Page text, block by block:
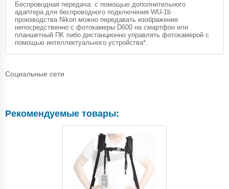
Беспроводная передача: с помощью дополнительного
адаптера для беспроводного подключения WU-1b
производства Nikon можно передавать изображения
непосредственно с фотокамеры D600 на смартфон или
планшетный ПК либо дистанционно управлять фотокамерой с
помощью интеллектуального устройства*.
Социальные сети
Рекомендуемые товары: